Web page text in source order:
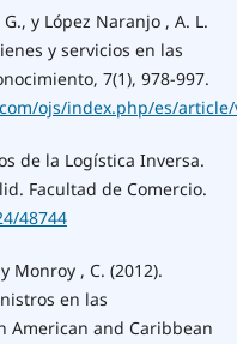
y López Naranjo , A. L.
y servicios en las
7(1), 978-997.
ojs/index.php/es/
de la Logística Inversa.
Facultad de Comercio.
48744
Monroy , C. (2012).
en las
American and Caribbean